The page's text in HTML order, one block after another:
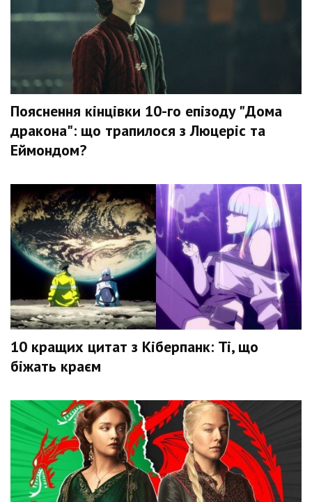
Пояснення кінцівки 10-го епізоду "Дома
дракона": що трапилося з Люцеріс та
Еймондом?
10 кращих цитат з Кіберпанк: Ті, що
біжать краєм